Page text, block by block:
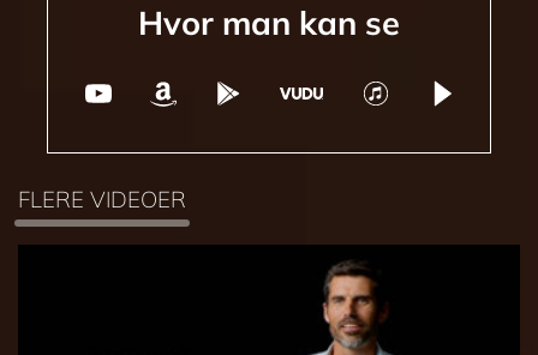
Hvor man kan se
FLERE VIDEOER